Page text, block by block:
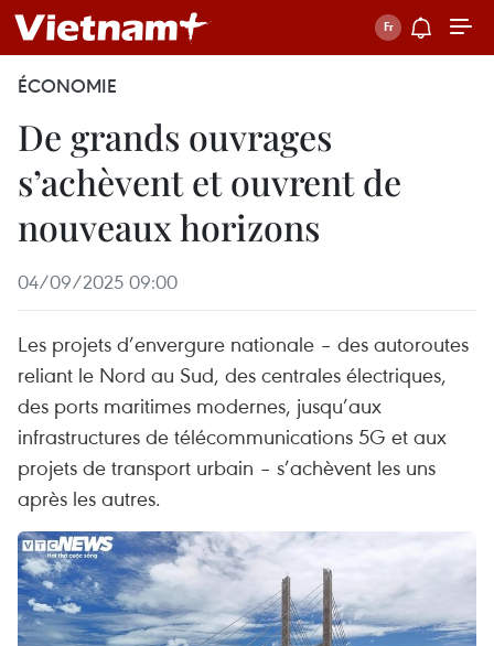
ÉCONOMIE
De grands ouvrages
s’achèvent et ouvrent de
nouveaux horizons
04/09/2025 09:00
Les projets d’envergure nationale – des autoroutes
reliant le Nord au Sud, des centrales électriques,
des ports maritimes modernes, jusqu’aux
infrastructures de télécommunications 5G et aux
projets de transport urbain – s’achèvent les uns
après les autres.